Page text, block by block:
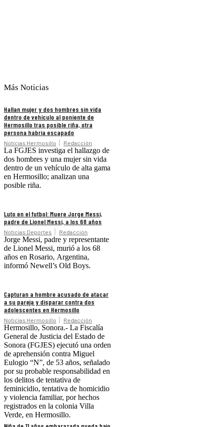
Más Noticias
Hallan mujer y dos hombres sin vida
dentro de vehículo al poniente de
Hermosillo tras posible riña, otra
persona habría escapado
Noticias Hermosillo Redacción
La FGJES investiga el hallazgo de
dos hombres y una mujer sin vida
dentro de un vehículo de alta gama
en Hermosillo; analizan una
posible riña.
Luto en el futbol: Muere Jorge Messi,
padre de Lionel Messi, a los 68 años
Noticias Deportes Redacción
Jorge Messi, padre y representante
de Lionel Messi, murió a los 68
años en Rosario, Argentina,
informó Newell’s Old Boys.
Capturan a hombre acusado de atacar
a su pareja y disparar contra dos
adolescentes en Hermosillo
Noticias Hermosillo Redacción
Hermosillo, Sonora.- La Fiscalía
General de Justicia del Estado de
Sonora (FGJES) ejecutó una orden
de aprehensión contra Miguel
Eulogio “N”, de 53 años, señalado
por su probable responsabilidad en
los delitos de tentativa de
feminicidio, tentativa de homicidio
y violencia familiar, por hechos
registrados en la colonia Villa
Verde, en Hermosillo.